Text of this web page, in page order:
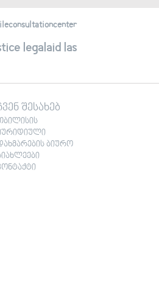
legalaid las
შესახებ
ბიურო